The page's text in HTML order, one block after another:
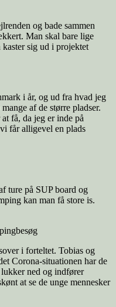
og bade sammen
Man skal bare lige
sig ud i projektet
i år, og ud fra hvad jeg
af de større pladser.
få, da jeg er inde på
får alligevel en plads
ture på SUP board og
kan man få store is.
i forteltet. Tobias og
Corona-situationen har de
ned og indfører
at se de unge mennesker